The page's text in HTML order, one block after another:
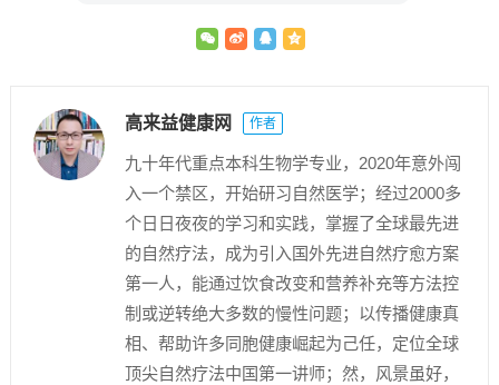
高来益健康网 作者
九十年代重点本科生物学专业，2020年意外闯
入一个禁区，开始研习自然医学；经过2000多
个日日夜夜的学习和实践，掌握了全球最先进
的自然疗法，成为引入国外先进自然疗愈方案
第一人，能通过饮食改变和营养补充等方法控
制或逆转绝大多数的慢性问题；以传播健康真
相、帮助许多同胞健康崛起为己任，定位全球
顶尖自然疗法中国第一讲师；然，风景虽好，